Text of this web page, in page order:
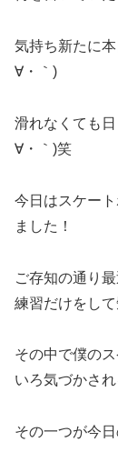
気持ち新たに
∀・｀)
滑れなくても
∀・｀)笑
今日はスケー
ました！
ご存知の通り
練習だけをして
その中で僕の
いろ気づかさ
その一つが今